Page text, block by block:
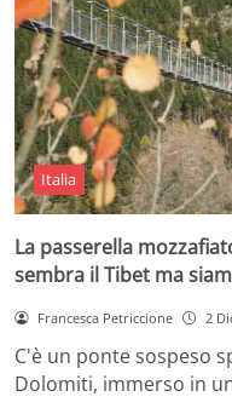
Italia
La passerella
sembra il Tibet ma
Francesca Petriccione 2
C'è un ponte sospeso
Dolomiti, immerso in